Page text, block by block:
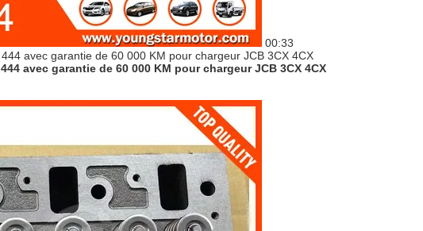
00:33
avec garantie de 60 000 KM pour chargeur JCB 3CX 4CX